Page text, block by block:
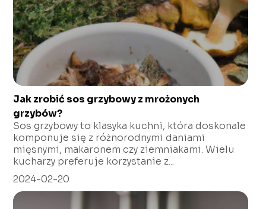
Jak zrobić sos grzybowy z mrożonych
grzybów?
Sos grzybowy to klasyka kuchni, która doskonale
komponuje się z różnorodnymi daniami
mięsnymi, makaronem czy ziemniakami. Wielu
kucharzy preferuje korzystanie z...
2024-02-20